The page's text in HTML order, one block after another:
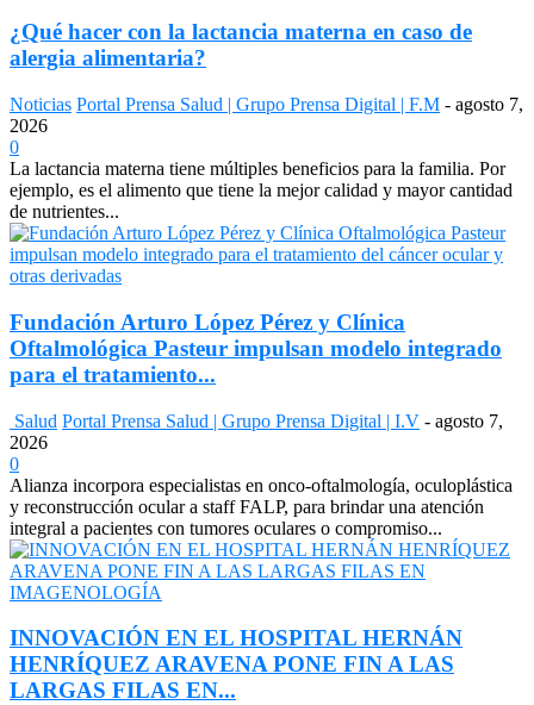
¿Qué hacer con la lactancia materna en caso de
alergia alimentaria?
Noticias Portal Prensa Salud | Grupo Prensa Digital | F.M - agosto 7,
2026
0
La lactancia materna tiene múltiples beneficios para la familia. Por
ejemplo, es el alimento que tiene la mejor calidad y mayor cantidad
de nutrientes...
Fundación Arturo López Pérez y Clínica
Oftalmológica Pasteur impulsan modelo integrado
para el tratamiento...
Salud Portal Prensa Salud | Grupo Prensa Digital | I.V - agosto 7,
2026
0
Alianza incorpora especialistas en onco-oftalmología, oculoplástica
y reconstrucción ocular a staff FALP, para brindar una atención
integral a pacientes con tumores oculares o compromiso...
INNOVACIÓN EN EL HOSPITAL HERNÁN
HENRÍQUEZ ARAVENA PONE FIN A LAS
LARGAS FILAS EN...